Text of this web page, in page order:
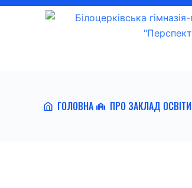
ГОЛОВНА ПРО ЗАКЛАД ОСВІТИ